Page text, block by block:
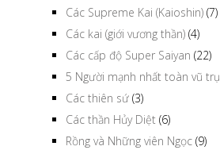
Các Supreme Kai (Kaioshin) (7)
Các kai (giới vương thần) (4)
Các cấp độ Super Saiyan (22)
5 Người mạnh nhất toàn vũ trụ
Các thiên sứ (3)
Các thần Hủy Diệt (6)
Rồng và Những viên Ngọc (9)